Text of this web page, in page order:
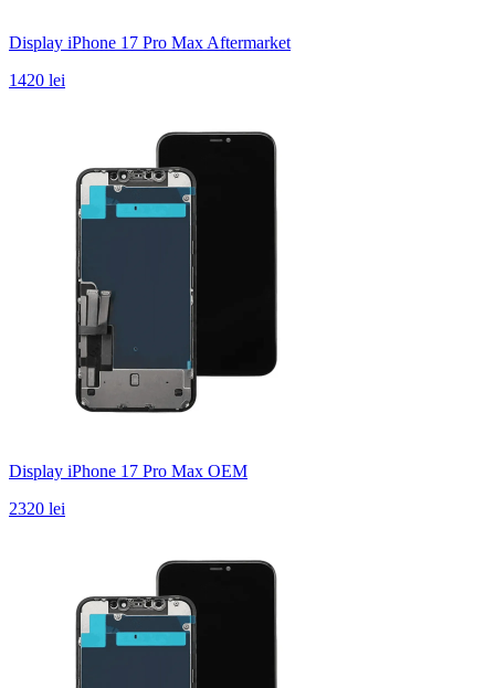
Display iPhone 17 Pro Max Aftermarket
1420 lei
Display iPhone 17 Pro Max OEM
2320 lei